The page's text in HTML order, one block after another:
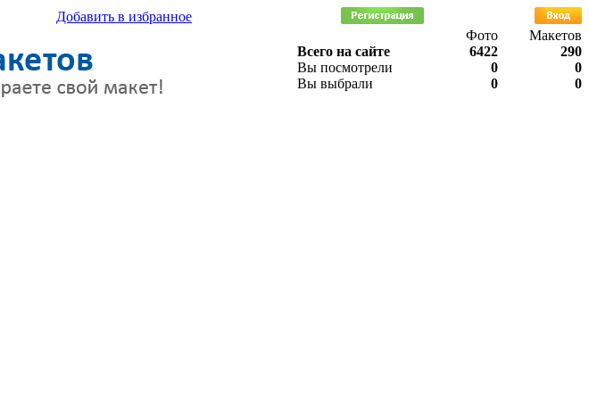
Добавить в избранное
Фото
Макетов
Всего на сайте
6422
290
Вы посмотрели
0
0
Вы выбрали
0 0